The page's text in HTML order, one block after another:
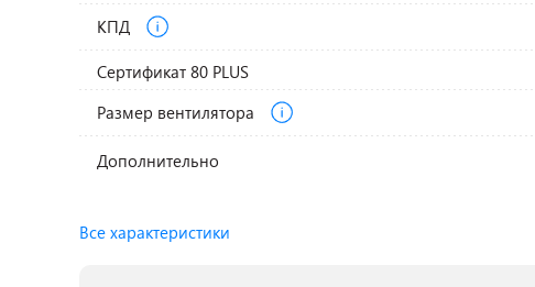
КПД
Сертификат 80 PLUS
Размер вентилятора
Дополнительно
Все характеристики